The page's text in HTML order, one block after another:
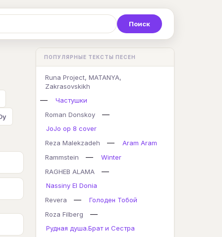
С Т У Ф Х Ц
L M N O P Q
ПОПУЛЯРНЫЕ ТЕКСТЫ ПЕСЕН
Runa Project, MATANYA,
Zakrasovskikh
—
Частушки
Roman Donskoy
—
JoJo op 8 cover
Reza Malekzadeh
—
Aram Aram
Rammstein
—
Winter
RAGHEB ALAMA
—
Nassiny El Donia
Revera
—
Голоден Тобой
Roza Filberg
—
Рудная душа.Брат и Сестра